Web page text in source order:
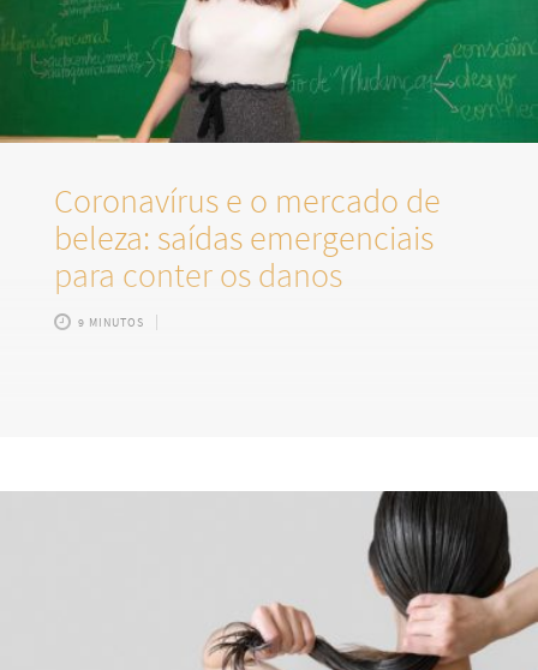
Coronavírus e o mercado de
beleza: saídas emergenciais
para conter os danos
9 MINUTOS